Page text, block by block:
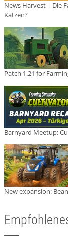
News Harvest | Die
Katzen?
Patch 1.21 for
Barnyard Meetup:
New expansion: